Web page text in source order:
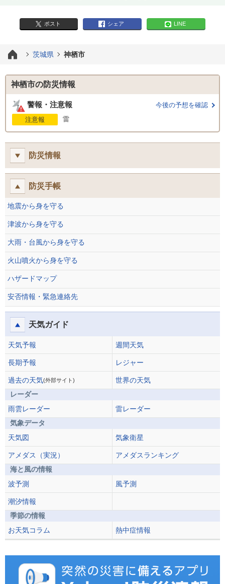
ポスト シェア LINE
茨城県 神栖市
神栖市の防災情報
警報・注意報
今後の予想を確認
注意報
雷
防災情報
防災手帳
地震から身を守る
津波から身を守る
大雨・台風から身を守る
火山噴火から身を守る
ハザードマップ
安否情報・緊急連絡先
天気ガイド
天気予報 週間天気
長期予報 レジャー
過去の天気(外部サイト)
世界の天気
レーダー
雨雲レーダー
雷レーダー
気象データ
天気図
気象衛星
アメダス（実況）
アメダスランキング
海と風の情報
波予測
風予測
潮汐情報
季節の情報
お天気コラム
熱中症情報